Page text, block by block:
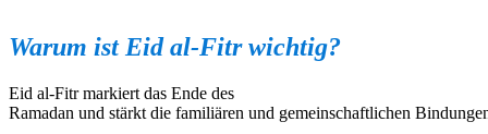
Warum istEid al-Fitrwichtig?
Eid al-Fitr markiert das Ende des
Ramadan und stärkt die familiären und gemeinschaftlichen